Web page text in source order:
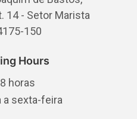
14 - Setor Marista
150
Hours
horas
a sexta-feira